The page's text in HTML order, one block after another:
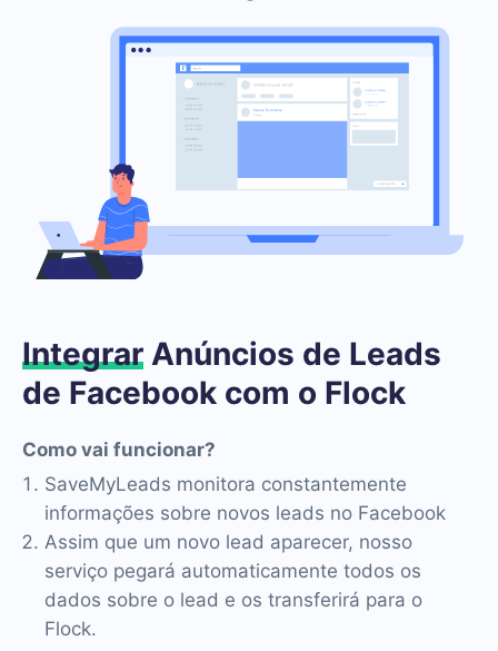
Integrar Anúncios de Leads
de Facebook com o Flock
Como vai funcionar?
SaveMyLeads monitora constantemente
informações sobre novos leads no Facebook
Assim que um novo lead aparecer, nosso
serviço pegará automaticamente todos os
dados sobre o lead e os transferirá para o
Flock.